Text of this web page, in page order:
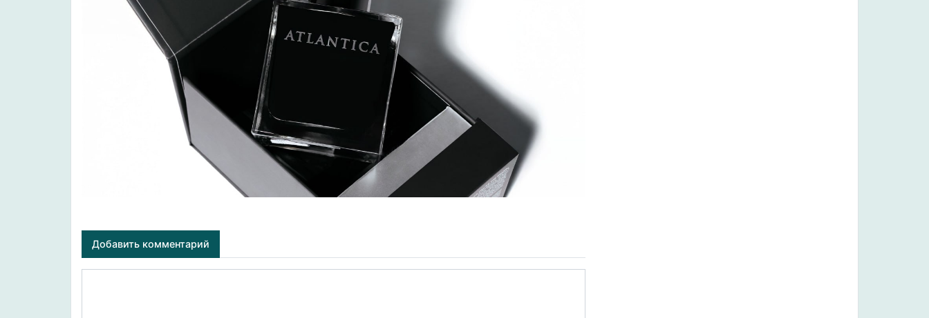
Добавить комментарий